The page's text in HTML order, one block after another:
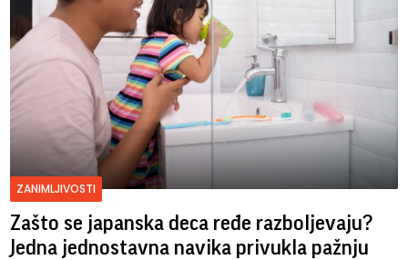
ZANIMLJIVOSTI
Zašto se japanska deca ređe razboljevaju?
Jedna jednostavna navika privukla pažnju